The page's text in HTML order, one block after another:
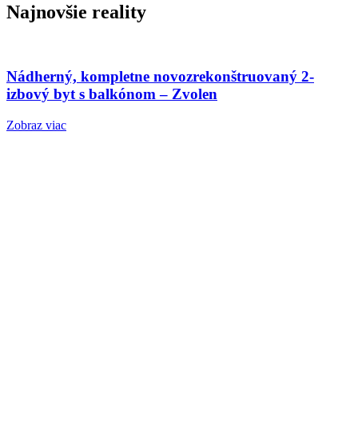
Najnovšie reality
Nádherný, kompletne novozrekonštruovaný 2-
izbový byt s balkónom – Zvolen
Zobraz viac